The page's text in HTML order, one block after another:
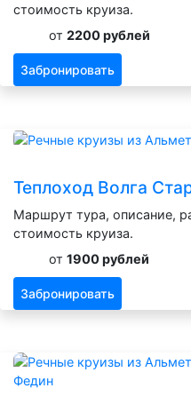
стоимость круиза.
от 2200 рублей
Забронировать
Теплоход Волга
Маршрут тура, описание,
стоимость круиза.
от 1900 рублей
Забронировать